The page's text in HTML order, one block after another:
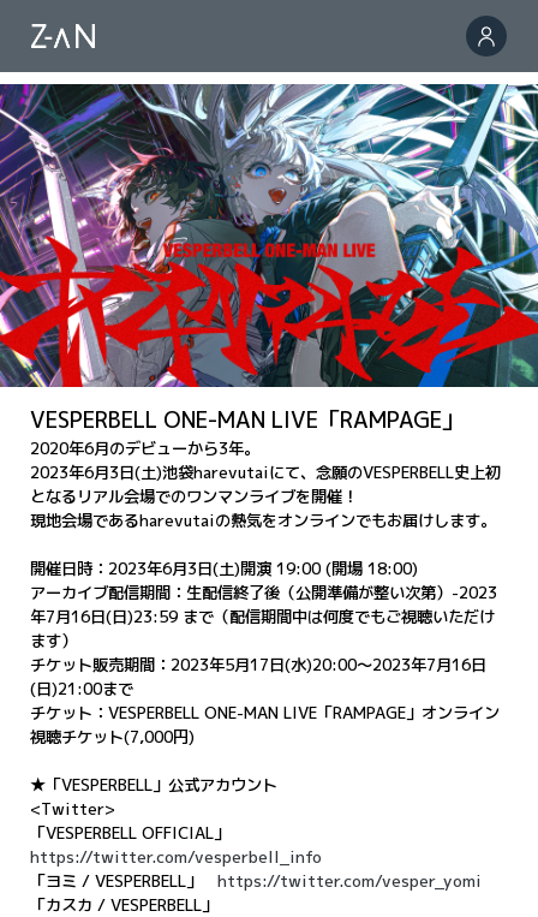
VESPERBELL ONE-MAN LIVE「RAMPAGE」
2020年6月のデビューから3年。
2023年6月3日(土)池袋harevutaiにて、 念願のVESPERBELL史上初
となるリアル会場でのワンマンライブを開催！
現地会場であるharevutaiの熱気をオンラインでもお届けします。
開催日時：2023年6月3日(土)開演 19:00 (開場 18:00)
アーカイブ配信期間：生配信終了後（公開準備が整い次第）-2023
年7月16日(日)23:59 まで（配信期間中は何度でもご視聴いただけ
ます）
チケット販売期間：2023年5月17日(水)20:00～2023年7月16日
(日)21:00まで
チケット：VESPERBELL ONE-MAN LIVE「RAMPAGE」オンライン
視聴チケット(7,000円)
★「VESPERBELL」公式アカウント
<Twitter>
「VESPERBELL OFFICIAL」
https://twitter.com/vesperbell_info
「ヨミ / VESPERBELL」 https://twitter.com/vesper_yomi
「カスカ / VESPERBELL」